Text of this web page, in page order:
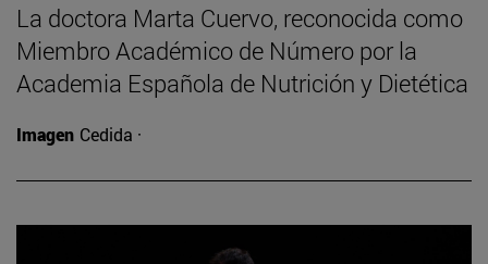
La doctora Marta Cuervo, reconocida como
Miembro Académico de Número por la
Academia Española de Nutrición y Dietética
Imagen Cedida ·